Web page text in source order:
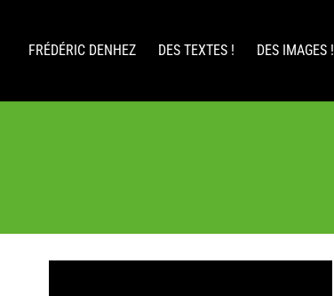
FRÉDÉRIC DENHEZ DES TEXTES ! DES IMAGES !